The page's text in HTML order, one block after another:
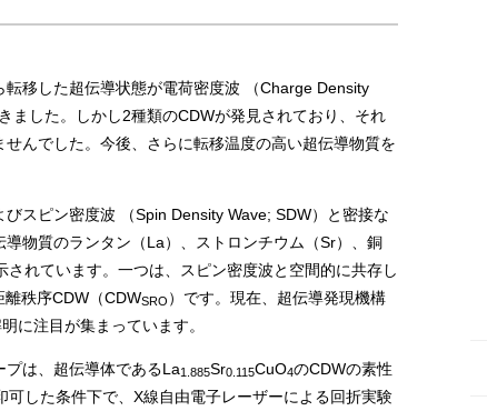
移した超伝導状態が電荷密度波 （Charge Density
ました。しかし2種類のCDWが発見されており、それ
んでした。今後、さらに転移温度の高い超伝導物質を
スピン密度波 （Spin Density Wave; SDW）と密接な
物質のランタン（La）、ストロンチウム（Sr）、銅
されています。一つは、スピン密度波と空間的に共存し
離秩序CDW（CDWSRO ）です。現在、超伝導発現機構
に注目が集まっています。
は、超伝導体であるLa1.885Sr0.115CuO4のCDWの素性
した条件下で、X線自由電子レーザーによる回折実験